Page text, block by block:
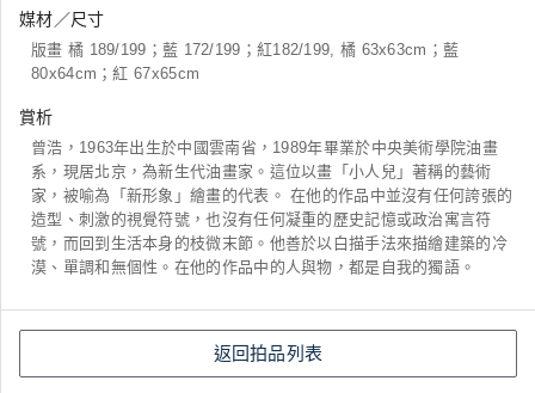
媒材／尺寸
版畫 橘 189/199；藍 172/199；紅182/199, 橘 63x63cm；藍
80x64cm；紅 67x65cm
賞析
曾浩，1963年出生於中國雲南省，1989年畢業於中央美術學院油畫
系，現居北京，為新生代油畫家。這位以畫「小人兒」著稱的藝術
家，被喻為「新形象」繪畫的代表。 在他的作品中並沒有任何誇張的
造型、刺激的視覺符號，也沒有任何凝重的歷史記憶或政治寓言符
號，而回到生活本身的枝微末節。他善於以白描手法來描繪建築的冷
漠、單調和無個性。在他的作品中的人與物，都是自我的獨語。
返回拍品列表